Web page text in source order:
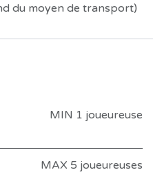
du moyen de transport)
MIN 1 joueureuse
MAX 5 joueureuses